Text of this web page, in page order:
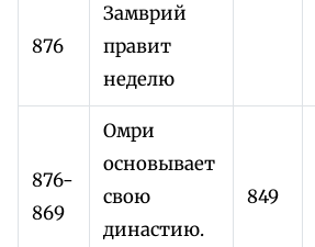
876
Замврий
правит
неделю
876-
869
Омри
основывает
свою
династию.
849